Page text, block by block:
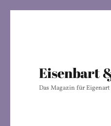
Eisenbart
Das Magazin für Eigenart